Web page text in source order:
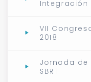
Integración
VII
2018
Jornada de
SBRT